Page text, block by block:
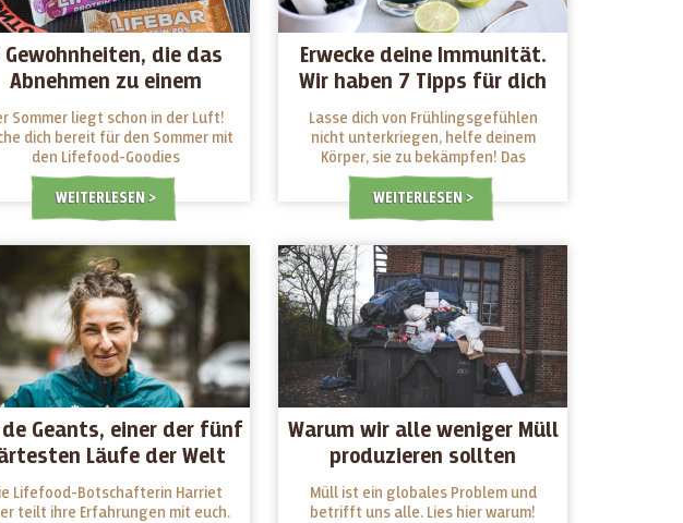
Gewohnheiten, die das
Abnehmen zu einem
Kinderspiel machen!
Sommer liegt schon in der Luft!
dich bereit für den Sommer mit
den Lifefood-Goodies
WEITERLESEN
Erwecke deine Immunität.
Wir haben 7 Tipps für dich
Lasse dich von Frühlingsgefühlen
nicht unterkriegen, helfe deinem
Körper, sie zu bekämpfen! Das
Rezept ist einfach...
WEITERLESEN
de Geants, einer der fünf
Läufe der Welt
Lifefood-Botschafterin Harriet
teilt ihre Erfahrungen mit euch.
Warum wir alle weniger Müll
produzieren sollten
Müll ist ein globales Problem und
betrifft uns alle. Lies hier warum!